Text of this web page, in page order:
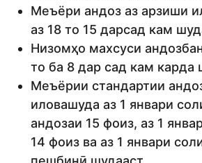
Меъёри андоз аз арзиши
аз 18 то 15 дарсад кам
Низомҳо махсуси
то ба 8 дар сад кам карда
Меъёрии стандартии
иловашуда аз 1 январи
андозаи 15 фоиз, аз 1
14 фоиз ва аз 1 январи